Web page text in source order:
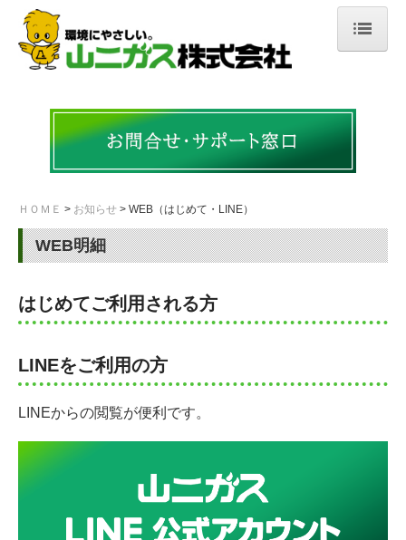
ＨＯＭＥ
会社案内
ご挨拶・会社概要
許認可・資格
事業紹介
LPガス事業
ＨＯＭＥ お知らせ WEB（はじめて・LINE）
WEB明細
はじめてご利用される方
LINEをご利用の方
LINEからの閲覧が便利です。